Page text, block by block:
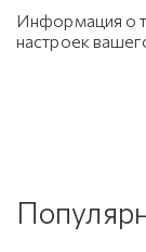
Информация о
настроек